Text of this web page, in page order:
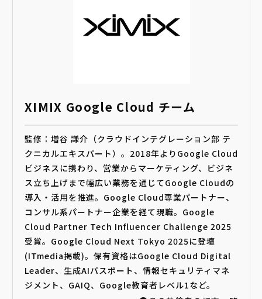
XIMIX Google Cloud チーム
監修：増谷 謙介（クラウドインテグレーション部 テ
クニカルエキスパート）。2018年よりGoogle Cloud
ビジネスに携わり、営業からマーケティング、ビジネ
ス立ち上げまで幅広い業務を通じてGoogle Cloudの
導入・活用を推進。Google Cloud専業パートナー、
コンサル系パートナー企業を経て現職。Google
Cloud Partner Tech Influencer Challenge 2025
受賞。Google Cloud Next Tokyo 2025に登壇
(ITmedia掲載)。保有資格はGoogle Cloud Digital
Leader、生成AIパスポート、情報セキュリティマネ
ジメント、GAIQ、Google教育者レベル1など。